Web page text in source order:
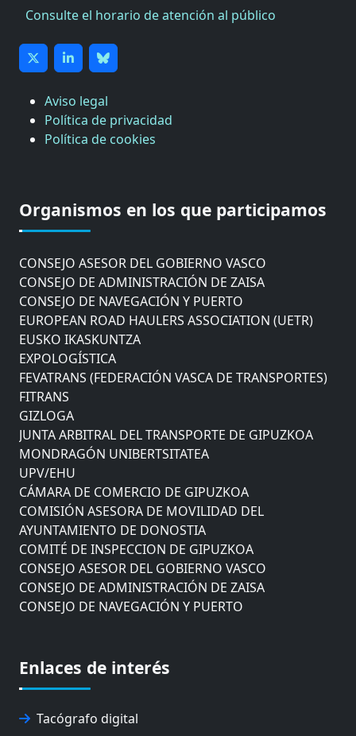
Consulte el horario de atención al público
Aviso legal
Política de privacidad
Política de cookies
Organismos en los que participamos
COMISIÓN ASESORA DE MOVILIDAD DEL
AYUNTAMIENTO DE DONOSTIA
CONSEJO ASESOR DEL GOBIERNO VASCO
CONSEJO DE ADMINISTRACIÓN DE ZAISA
CONSEJO DE NAVEGACIÓN Y PUERTO
EUROPEAN ROAD HAULERS ASSOCIATION (UETR)
EUSKO IKASKUNTZA
EXPOLOGÍSTICA
FEVATRANS (FEDERACIÓN VASCA DE TRANSPORTES)
FITRANS
GIZLOGA
JUNTA ARBITRAL DEL TRANSPORTE DE GIPUZKOA
MONDRAGÓN UNIBERTSITATEA
UPV/EHU
CÁMARA DE COMERCIO DE GIPUZKOA
COMISIÓN ASESORA DE MOVILIDAD DEL
AYUNTAMIENTO DE DONOSTIA
COMITÉ DE INSPECCION DE GIPUZKOA
CONSEJO ASESOR DEL GOBIERNO VASCO
CONSEJO DE ADMINISTRACIÓN DE ZAISA
CONSEJO DE NAVEGACIÓN Y PUERTO
EXPOLOGÍSTICA
FEVATRANS (FEDERACIÓN VASCA DE TRANSPORTES)
GIZLOGA
Enlaces de interés
Tacógrafo digital